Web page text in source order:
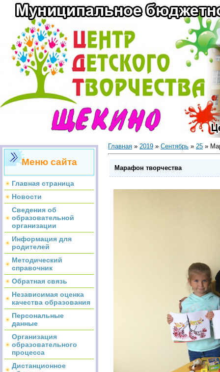
Меню сайта
Главная страница
Новости
Сведения об
образовательной
организации
Информация для
родителей
Методический
справочник
Обратная связь
Независимая оценка
качества образования
Персональные
данные
Организация
образовательного
процесса
Дистанционное
Главная » 2019 » Сентябрь » 25 »
Марафон творчества